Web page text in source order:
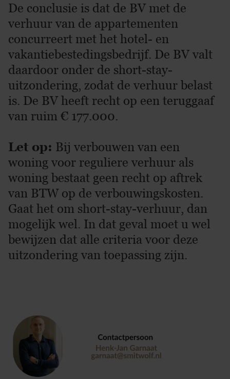
De conclusie is dat de BV met de
verhuur van de appartementen
concurreert met het hotel- en
vakantiebestedingsbedrijf. De BV valt
daardoor onder de short-stay-
uitzondering, zodat de verhuur belast
is. De BV heeft recht op een teruggaaf
van ruim € 177.000.
Let op: Bij verbouwen van een
woning voor reguliere verhuur als
woning bestaat geen recht op aftrek
van BTW op de verbouwingskosten.
Gaat het om short-stay-verhuur, dan
mogelijk wel. In dat geval moet u wel
bewijzen dat alle criteria voor deze
uitzondering van toepassing zijn.